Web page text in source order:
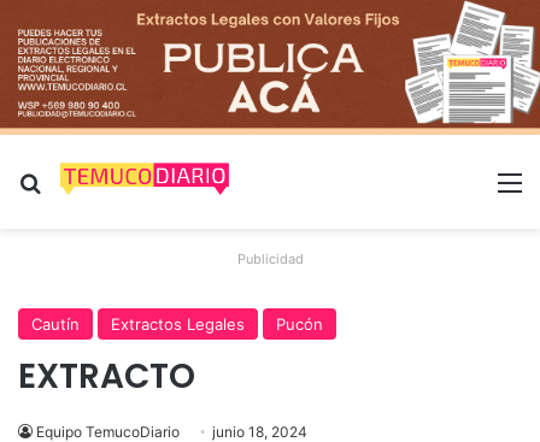
Buscar por
Publicidad
Cautín Extractos Legales Pucón
EXTRACTO
Equipo TemucoDiario junio 18, 2024